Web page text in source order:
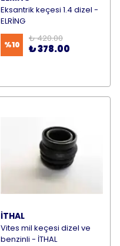
Eksantrik keçesi 1.4 dizel -
ELRİNG
%10
₺ 420.00
₺ 378.00
İTHAL
Vites mil keçesi dizel ve
benzinli - İTHAL